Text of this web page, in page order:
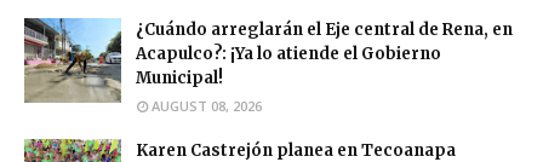
¿Cuándo arreglarán el Eje central de Rena, en
Acapulco?: ¡Ya lo atiende el Gobierno
Municipal!
AUGUST 08, 2026
Karen Castrejón planea en Tecoanapa